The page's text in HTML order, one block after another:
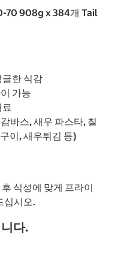
70 908g x 384개 Tail
한 식감
가능
바스, 새우 파스타, 칠
이, 새우튀김 등)
식성에 맞게 프라이
십시오.
다.